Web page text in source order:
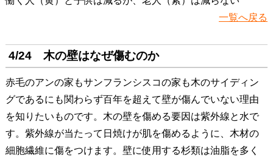
一覧へ戻る
4/24 木の壁はなぜ傷むのか
赤毛のアンの家もサンフランシスコの家も木のサイディン
グであるにも関わらず百年を超えて壁が傷んでいない理由
を知りたいものです。木の壁を傷める要因は紫外線と水で
す。紫外線が当たって日焼けが肌を傷めるように、木材の
細胞繊維に傷をつけます。壁に使用する杉類は油脂を多く